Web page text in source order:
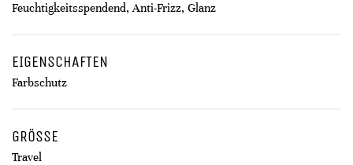
Feuchtigkeitsspendend, Anti-Frizz, Glanz
EIGENSCHAFTEN
Farbschutz
GRÖSSE
Travel